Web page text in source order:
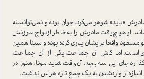
«باید» شوهر می‌کرد. جوان بوده و نمی‌توانسته
او هیچ‌وقت مادرش را به‌خاطر ازدواج سرزنش
واقعا برایشان پدری کرده بوده و سینا همین
ا‌ست. اما کاش آن جماعت، یکی از آن جماعت،
جای این سه بچه. آن‌وقت، شاید مونا، هنوز در
اندازه از وارد‌شدن به یک جمع تازه هراس نداشت.